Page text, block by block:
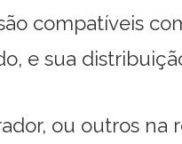
compatíveis
e sua
ou outros